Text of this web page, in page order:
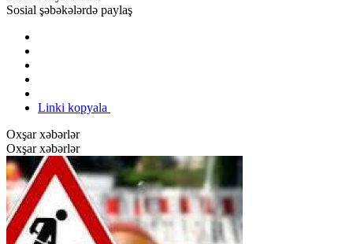
Sosial şəbəkələrdə paylaş
Linki kopyala
Oxşar xəbərlər
Oxşar xəbərlər